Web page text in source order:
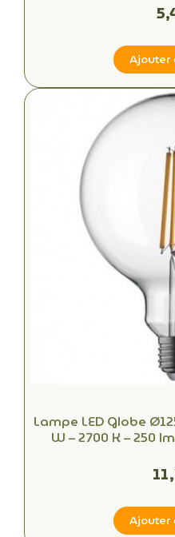
Ajouter
Lampe LED Globe
W – 2700 K – 250
Ajouter